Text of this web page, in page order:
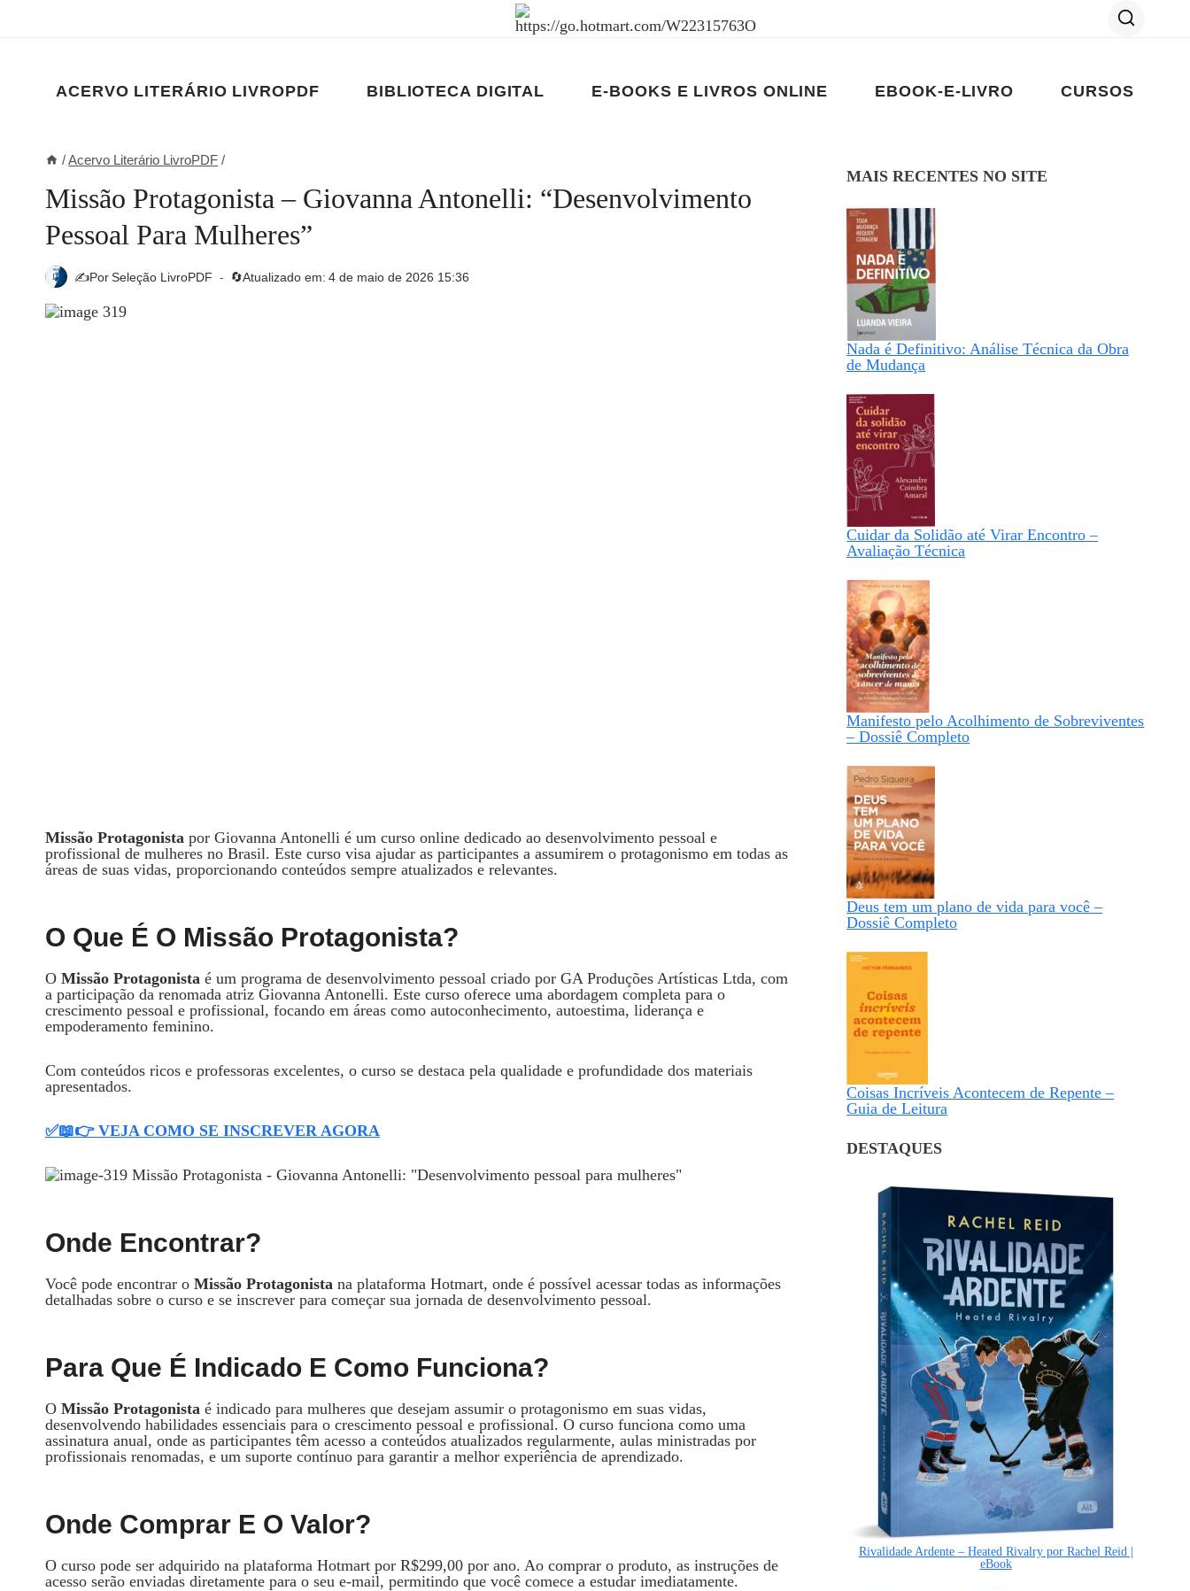
ACERVO LITERÁRIO LIVROPDF BIBLIOTECA DIGITAL E-BOOKS E LIVROS ONLINE EBOOK-E-LIVRO CURSOS
/Acervo Literário LivroPDF /
Missão Protagonista – Giovanna Antonelli: “Desenvolvimento
Pessoal Para Mulheres”
✍️PorSeleção LivroPDF 🔄Atualizado em: 4 de maio de 2026 15:36
Missão Protagonista por Giovanna Antonelli é um curso online dedicado ao desenvolvimento pessoal e
profissional de mulheres no Brasil. Este curso visa ajudar as participantes a assumirem o protagonismo em todas as
áreas de suas vidas, proporcionando conteúdos sempre atualizados e relevantes.
O Que É O Missão Protagonista?
O Missão Protagonista é um programa de desenvolvimento pessoal criado por GA Produções Artísticas Ltda, com
a participação da renomada atriz Giovanna Antonelli. Este curso oferece uma abordagem completa para o
crescimento pessoal e profissional, focando em áreas como autoconhecimento, autoestima, liderança e
empoderamento feminino.
Com conteúdos ricos e professoras excelentes, o curso se destaca pela qualidade e profundidade dos materiais
apresentados.
✅📖👉 VEJA COMO SE INSCREVER AGORA
Onde Encontrar?
Você pode encontrar o Missão Protagonista na plataforma Hotmart, onde é possível acessar todas as informações
detalhadas sobre o curso e se inscrever para começar sua jornada de desenvolvimento pessoal.
Para Que É Indicado E Como Funciona?
O Missão Protagonista é indicado para mulheres que desejam assumir o protagonismo em suas vidas,
desenvolvendo habilidades essenciais para o crescimento pessoal e profissional. O curso funciona como uma
assinatura anual, onde as participantes têm acesso a conteúdos atualizados regularmente, aulas ministradas por
profissionais renomadas, e um suporte contínuo para garantir a melhor experiência de aprendizado.
Onde Comprar E O Valor?
O curso pode ser adquirido na plataforma Hotmart por R$299,00 por ano. Ao comprar o produto, as instruções de
acesso serão enviadas diretamente para o seu e-mail, permitindo que você comece a estudar imediatamente.
MAIS RECENTES NO SITE
Nada é Definitivo: Análise Técnica da Obra
de Mudança
Cuidar da Solidão até Virar Encontro –
Avaliação Técnica
Manifesto pelo Acolhimento de Sobreviventes
– Dossiê Completo
Deus tem um plano de vida para você –
Dossiê Completo
Coisas Incríveis Acontecem de Repente –
Guia de Leitura
DESTAQUES
Rivalidade Ardente – Heated Rivalry por Rachel Reid |
eBook